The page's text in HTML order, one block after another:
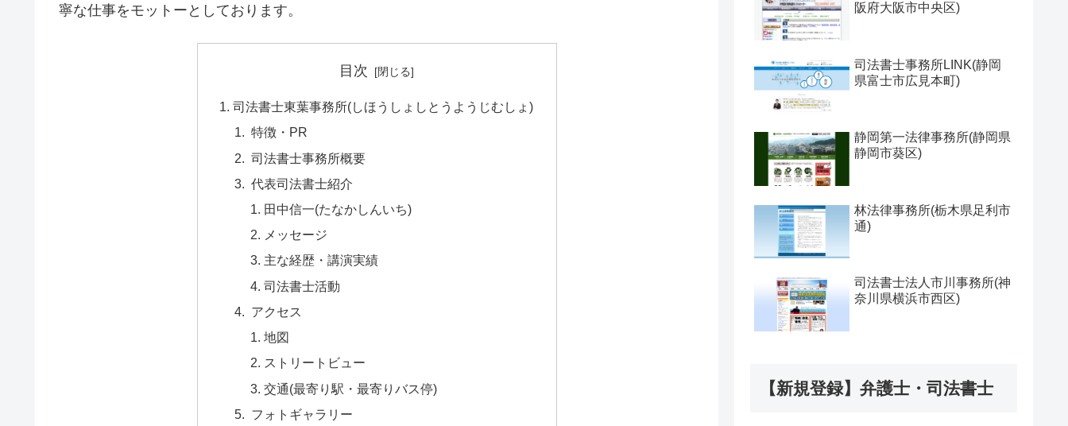
寧な仕事をモットーとしております。
目次
司法書士東葉事務所(しほうしょしとうようじむしょ)
特徴・PR
司法書士事務所概要
代表司法書士紹介
田中信一(たなかしんいち)
メッセージ
主な経歴・講演実績
司法書士活動
アクセス
地図
ストリートビュー
交通(最寄り駅・最寄りバス停)
フォトギャラリー
阪府大阪市中央区)
司法書士事務所LINK(静岡
県富士市広見本町)
静岡第一法律事務所(静岡県
静岡市葵区)
林法律事務所(栃木県足利市
通)
司法書士法人市川事務所(神
奈川県横浜市西区)
【新規登録】弁護士・司法書士